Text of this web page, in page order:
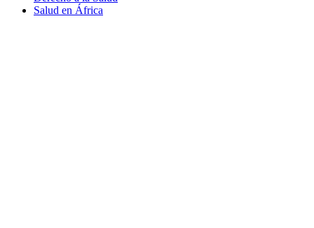
Salud en África